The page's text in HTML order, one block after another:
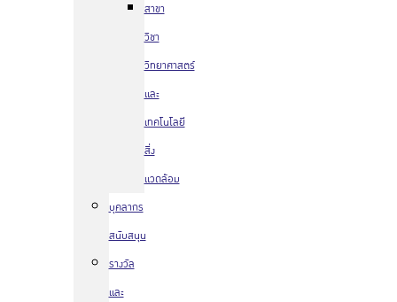
สาขา
วิชา
วิทยาศาสตร์
และ
เทคโนโลยี
สิ่ง
แวดล้อม
บุคลากร
สนับสนุน
รางวัล
และ